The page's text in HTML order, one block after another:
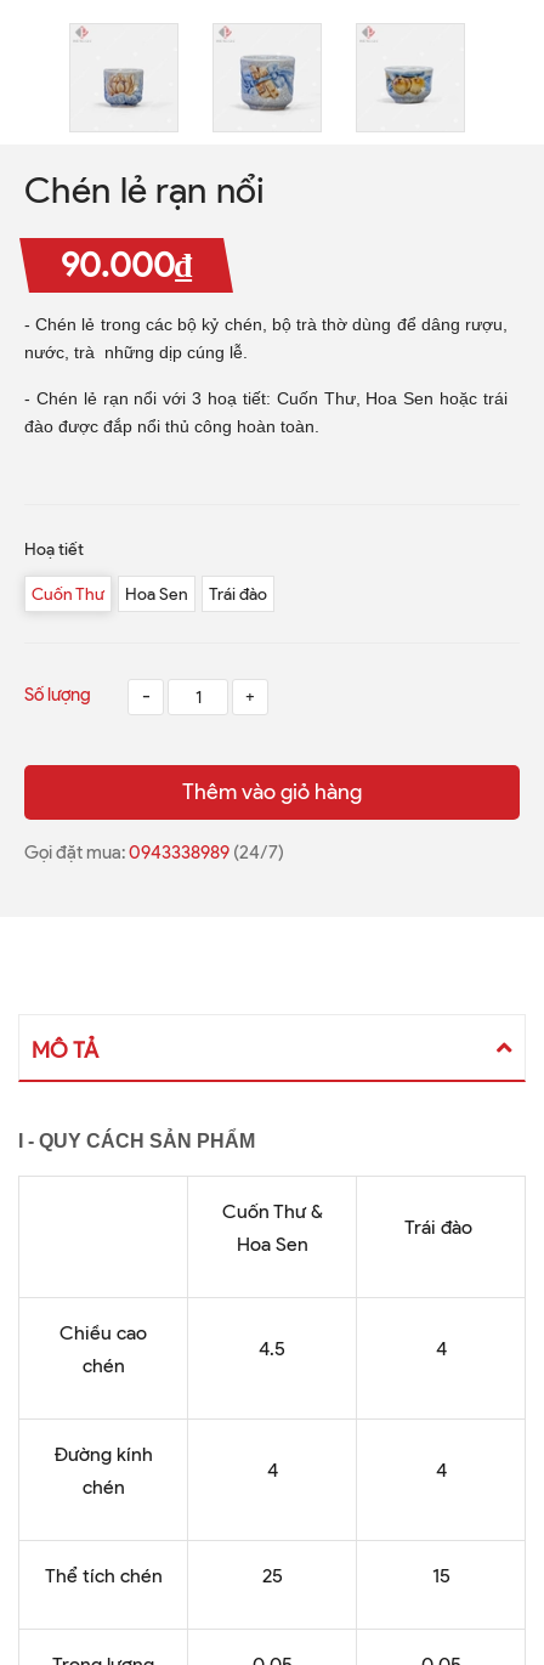
Chén lẻ rạn nổi
90.000₫
- Chén lẻ trong các bộ kỷ chén, bộ trà thờ dùng để dâng rượu,
nước, trà những dịp cúng lễ.
- Chén lẻ rạn nổi với 3 hoạ tiết: Cuốn Thư, Hoa Sen hoặc trái
đào được đắp nổi thủ công hoàn toàn.
Hoạ tiết
Cuốn Thư Hoa Sen Trái đào
Số lượng - +
Thêm vào giỏ hàng
Gọi đặt mua:0943338989 (24/7)
MÔ TẢ
I - QUY CÁCH SẢN PHẨM
Cuốn Thư &
Hoa Sen
Trái đào
Chiều cao
chén
4.5 4
Đường kính
chén
4 4
Thể tích chén 25 15